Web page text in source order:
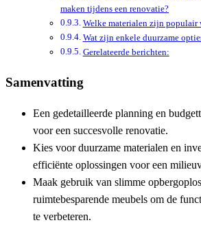
maken tijdens een renovatie?
Welke materialen zijn populair
Wat zijn enkele duurzame
Gerelateerde berichten:
Samenvatting
Een gedetailleerde planning en
voor een succesvolle renovatie.
Kies voor duurzame materialen en
efficiënte oplossingen voor een
Maak gebruik van slimme
ruimtebesparende meubels om de
te verbeteren.